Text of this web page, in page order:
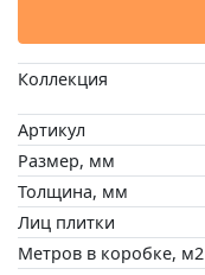
Коллекция
Артикул
Размер, мм
Толщина, мм
Лиц плитки
Метров в коробке, м2